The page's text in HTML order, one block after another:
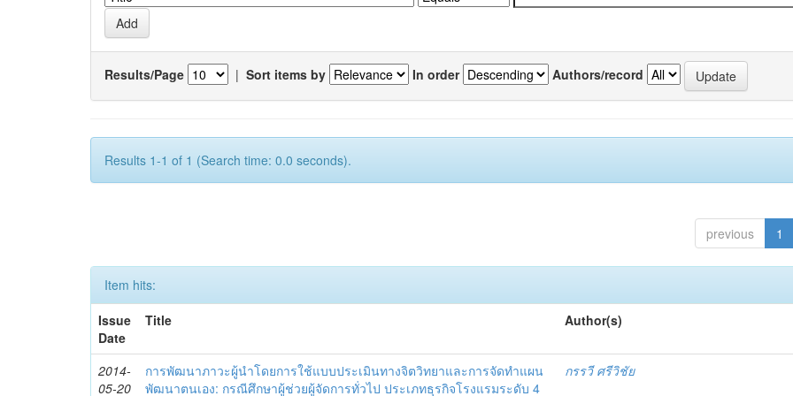
Results/Page | Sort items by In order Authors/record
Results 1-1 of 1 (Search time: 0.0 seconds).
previous 1
Item hits:
Issue
Date
Title Author(s)
2014-
05-20
การพัฒนาภาวะผู้นำโดยการใช้แบบประเมินทางจิตวิทยาและการจัดทำแผน
พัฒนาตนเอง: กรณีศึกษาผู้ช่วยผู้จัดการทั่วไป ประเภทธุรกิจโรงแรมระดับ 4
กรรวี ศรีวิชัย